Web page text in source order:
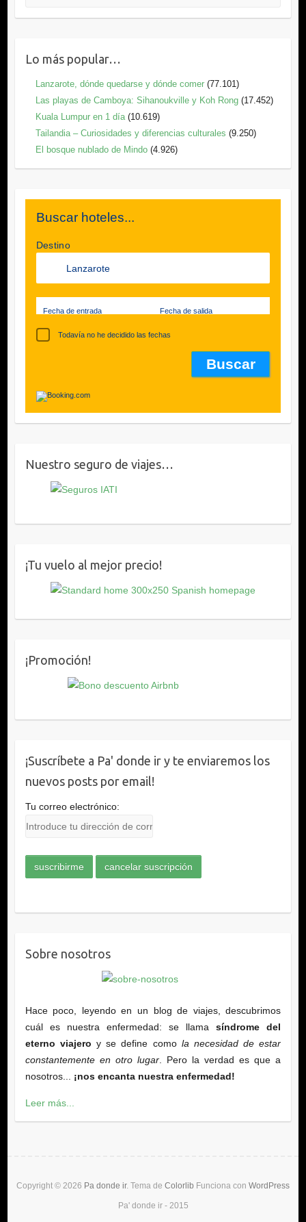
Lo más popular…
Lanzarote, dónde quedarse y dónde comer (77.101)
Las playas de Camboya: Sihanoukville y Koh Rong (17.452)
Kuala Lumpur en 1 día (10.619)
Tailandia – Curiosidades y diferencias culturales (9.250)
El bosque nublado de Mindo (4.926)
Buscar hoteles...
Destino
Fecha de entrada Fecha de salida
Todavía no he decidido las fechas
Nuestro seguro de viajes…
¡Tu vuelo al mejor precio!
¡Promoción!
¡Suscríbete a Pa' donde ir y te enviaremos los
nuevos posts por email!
Tu correo electrónico:
Sobre nosotros
Hace poco, leyendo en un blog de viajes, descubrimos
cuál es nuestra enfermedad: se llamasíndrome del
eterno viajero y se define como la necesidad de estar
constantemente en otro lugar. Pero la verdad es que a
nosotros... ¡nos encanta nuestra enfermedad!
Leer más...
Copyright © 2026 Pa donde ir. Tema de Colorlib Funciona con WordPress
Pa' donde ir - 2015